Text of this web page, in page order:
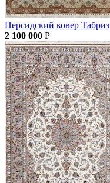
Персидский ковер Табриз
2 100 000 Р